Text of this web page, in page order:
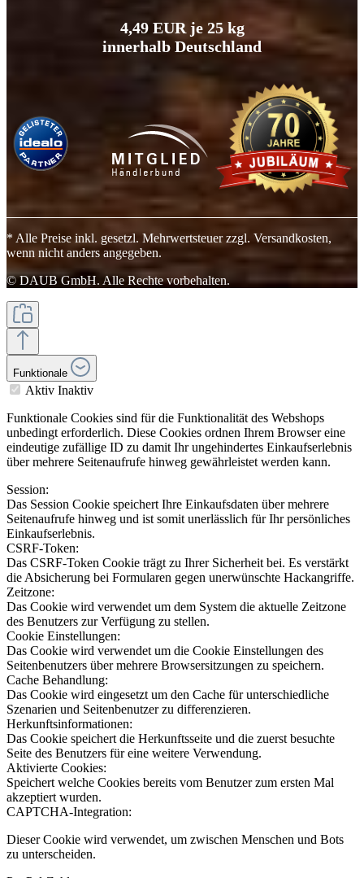
4,49 EUR je 25 kg
innerhalb Deutschland
* Alle Preise inkl. gesetzl. Mehrwertsteuer zzgl. Versandkosten,
wenn nicht anders angegeben.
© DAUB GmbH. Alle Rechte vorbehalten.
Funktionale
Aktiv Inaktiv
Funktionale Cookies sind für die Funktionalität des Webshops
unbedingt erforderlich. Diese Cookies ordnen Ihrem Browser eine
eindeutige zufällige ID zu damit Ihr ungehindertes Einkaufserlebnis
über mehrere Seitenaufrufe hinweg gewährleistet werden kann.
Session:
Das Session Cookie speichert Ihre Einkaufsdaten über mehrere
Seitenaufrufe hinweg und ist somit unerlässlich für Ihr persönliches
Einkaufserlebnis.
CSRF-Token:
Das CSRF-Token Cookie trägt zu Ihrer Sicherheit bei. Es verstärkt
die Absicherung bei Formularen gegen unerwünschte Hackangriffe.
Zeitzone:
Das Cookie wird verwendet um dem System die aktuelle Zeitzone
des Benutzers zur Verfügung zu stellen.
Cookie Einstellungen:
Das Cookie wird verwendet um die Cookie Einstellungen des
Seitenbenutzers über mehrere Browsersitzungen zu speichern.
Cache Behandlung:
Das Cookie wird eingesetzt um den Cache für unterschiedliche
Szenarien und Seitenbenutzer zu differenzieren.
Herkunftsinformationen:
Das Cookie speichert die Herkunftsseite und die zuerst besuchte
Seite des Benutzers für eine weitere Verwendung.
Aktivierte Cookies:
Speichert welche Cookies bereits vom Benutzer zum ersten Mal
akzeptiert wurden.
CAPTCHA-Integration:
Dieser Cookie wird verwendet, um zwischen Menschen und Bots
zu unterscheiden.